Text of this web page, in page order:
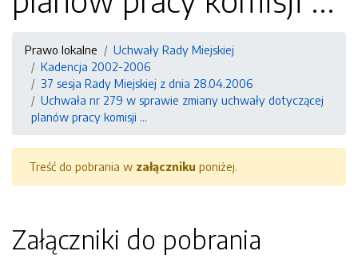
Prawo lokalne
Uchwały Rady Miejskiej
Kadencja 2002-2006
37 sesja Rady Miejskiej z dnia 28.04.2006
Uchwała nr 279 w sprawie zmiany uchwały dotyczącej
planów pracy komisji ...
Treść do pobrania w załączniku poniżej.
Załączniki do pobrania